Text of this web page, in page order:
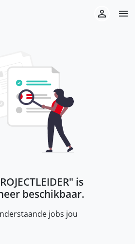
" is
beschikbaar.
jobs jou